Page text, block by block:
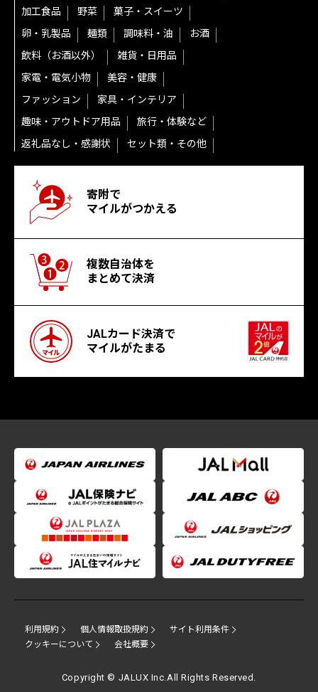
加工食品
野菜
菓子・スイーツ
卵・乳製品
麺類 調味料・油
お酒
飲料（お酒以外）
雑貨・日用品
家電・電気小物
美容・健康
ファッション
家具・インテリア
趣味・アウトドア用品
旅行・体験など
返礼品なし・感謝状
セット類・その他
寄附で
マイルがつかえる
複数自治体を
まとめて決済
JALカード決済で
マイルがたまる
利用規約 個人情報取扱規約
サイト利用条件
クッキーについて
会社概要
Copyright © JALUX Inc.All Rights Reserved.